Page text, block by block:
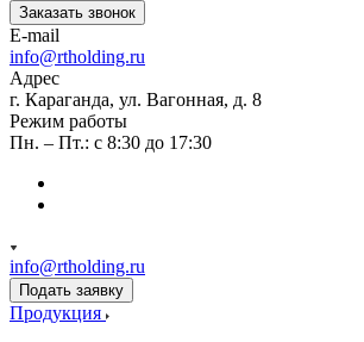
Заказать звонок
E-mail
info@rtholding.ru
Адрес
г. Караганда, ул. Вагонная, д. 8
Режим работы
Пн. – Пт.: с 8:30 до 17:30
info@rtholding.ru
Подать заявку
Продукция